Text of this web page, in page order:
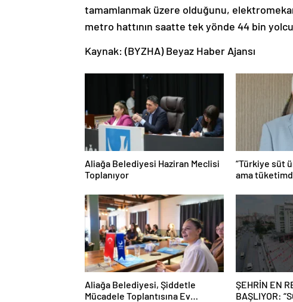
tamamlanmak üzere olduğunu,
metro hattının saatte tek yönde 44 bin
Kaynak: (BYZHA) Beyaz Haber Ajansı
Aliağa Belediyesi Haziran Meclisi
Toplanıyor
“Türkiye süt
ama
Aliağa Belediyesi, Şiddetle
Mücadele Toplantısına Ev
ŞEHRİN EN
BAŞLIYOR: